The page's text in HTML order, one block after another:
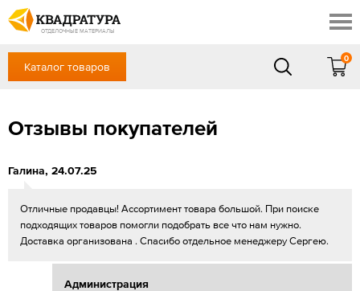
ОТДЕЛОЧНЫЕ МАТЕРИАЛЫ
Профи
Акции
Готовые решения
Доставка и оплата
Отзывы
+7 918 999 1656
ЗАКАЗАТЬ ЗВОНОК
Каталог товаров
0
Отзывы покупателей
Галина, 24.07.25
Отличные продавцы! Ассортимент товара большой. При поиске
подходящих товаров помогли подобрать все что нам нужно.
Доставка организована . Спасибо отдельное менеджеру Сергею.
Администрация